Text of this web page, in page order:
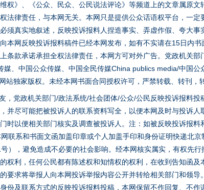
维权》、《公众、民众、公民说法评论》等频道上的文章属原
法律责任，与本网无关。本网只是提供公众话语权平台，一
须真实地叙述，反映投诉报料人捏造事实、弄虚作假、夸大
本网反映投诉报料稿件已经本网发布，如有不实请在15日内
条款承诺承担全权法律责任，本网方可对外广告。党政机关
媒、中国公众传媒、中国全民传媒China publics media/中国
站独家版权。未经本网书面合同授权许可，严禁转载、转刊，
，党政机关部门/政法系统/社会团体/公众/公民反映投诉报料
并尽可能把被投诉人的联系资料写全，以便本网及时与投诉
时以便相关部门核实及调查被投诉人。注：如被反映投诉报
联系和书面文函加盖印章或个人加盖手印和身份证明快递北
），避免造成不必要的社会影响。经本网核实属实，有权先
权利，任何公民都有陈述权和知情权的权利，在收到告知函
要求将举报人向本网投诉举报内容公开并转给相关部门和领
份及联系方式的反映投诉报料投稿，本网保留不作回复、不作
下症？
茶叶“炒上天”